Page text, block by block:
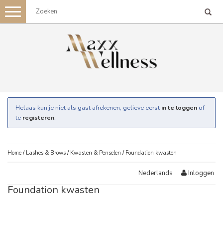
Toggle
navigation
Helaas kun je niet als gast afrekenen, gelieve eerst in te loggen of
te registeren.
Home / Lashes & Brows / Kwasten & Penselen / Foundation kwasten
Nederlands Inloggen
Foundation kwasten